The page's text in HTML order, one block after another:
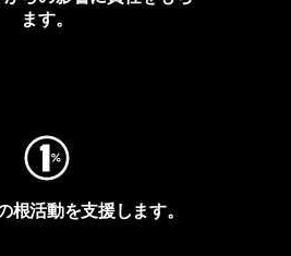
ます。
根活動を支援します。